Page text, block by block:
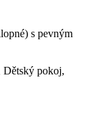
s pevným
Dětský pokoj,